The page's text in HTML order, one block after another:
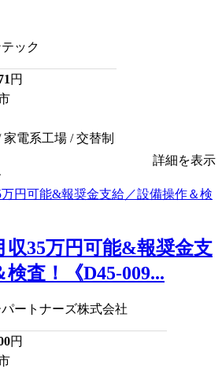
ック
円
電系工場 / 交替制
詳細を表示
収35万円可能&報奨金支
査！《D45-009...
ートナーズ株式会社
円